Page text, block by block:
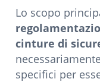
Lo scopo
cinture di
specifici per